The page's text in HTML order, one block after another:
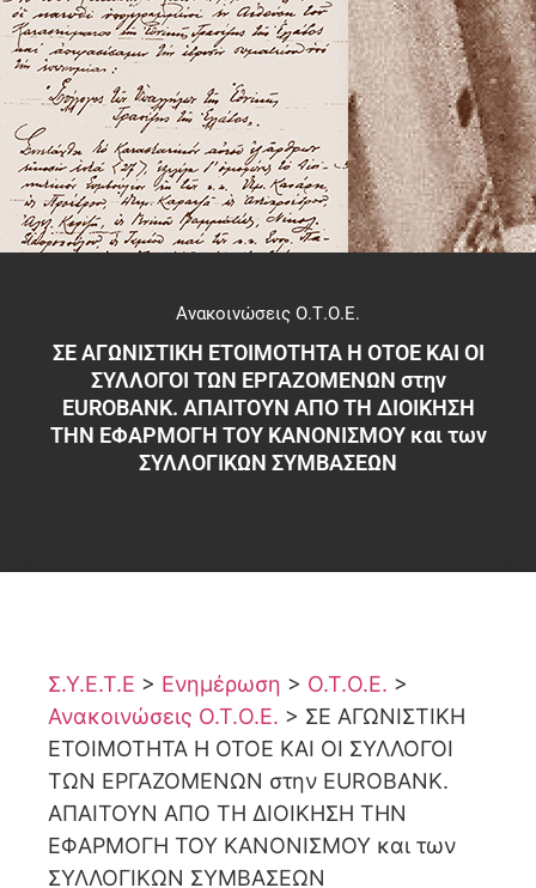
Ανακοινώσεις Ο.Τ.Ο.Ε.
ΣΕ ΑΓΩΝΙΣΤΙΚΗ ΕΤΟΙΜΟΤΗΤΑ Η ΟΤΟΕ ΚΑΙ ΟΙ
ΣΥΛΛΟΓΟΙ ΤΩΝ ΕΡΓΑΖΟΜΕΝΩΝ στην
EUROBANK. ΑΠΑΙΤΟΥΝ ΑΠΟ ΤΗ ΔΙΟΙΚΗΣΗ
ΤΗΝ ΕΦΑΡΜΟΓΗ ΤΟΥ ΚΑΝΟΝΙΣΜΟΥ και των
ΣΥΛΛΟΓΙΚΩΝ ΣΥΜΒΑΣΕΩΝ
Σ.Υ.Ε.Τ.Ε > Ενημέρωση > Ο.Τ.Ο.Ε. >
Ανακοινώσεις Ο.Τ.Ο.Ε. > ΣΕ ΑΓΩΝΙΣΤΙΚΗ
ΕΤΟΙΜΟΤΗΤΑ Η ΟΤΟΕ ΚΑΙ ΟΙ ΣΥΛΛΟΓΟΙ
ΤΩΝ ΕΡΓΑΖΟΜΕΝΩΝ στην EUROBANK.
ΑΠΑΙΤΟΥΝ ΑΠΟ ΤΗ ΔΙΟΙΚΗΣΗ ΤΗΝ
ΕΦΑΡΜΟΓΗ ΤΟΥ ΚΑΝΟΝΙΣΜΟΥ και των
ΣΥΛΛΟΓΙΚΩΝ ΣΥΜΒΑΣΕΩΝ